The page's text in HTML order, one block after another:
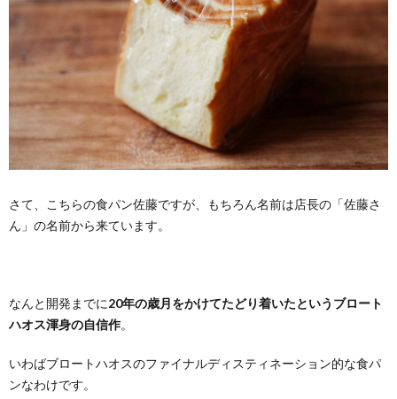
さて、こちらの食パン佐藤ですが、もちろん名前は店長の「佐藤さ
ん」の名前から来ています。
なんと開発までに20年の歳月をかけてたどり着いたというブロート
ハオス渾身の自信作。
いわばブロートハオスのファイナルディスティネーション的な食パ
ンなわけです。